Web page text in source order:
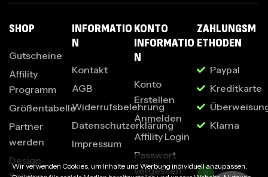
SHOP
Gutscheine
Affility
Programm
Größentabelle
Partner
werden
Design
INFORMATIO
N
Kontakt
AGB
Widerrufsbelehrung
Datenschutzerklärung
Impressum
KONTO
INFORMATIO
N
Konto
Erstellen
Anmelden
Affility Login
Passwort
vergessen
ZAHLUNGSM
ETHODEN
Paypal
Kreditkarte
Klarna
Wir verwenden Cookies, um Inhalte und Werbung individuell anzupassen,
0